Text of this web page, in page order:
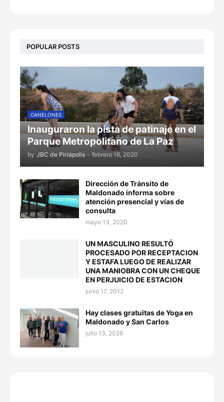
POPULAR POSTS
CANELONES
Inauguraron la pista de patinaje en el
Parque Metropolitano de La Paz
by JBC de Piriápolis - febrero 16, 2020
Dirección de Tránsito de
Maldonado informa sobre
atención presencial y vías de
consulta
mayo 13, 2020
UN MASCULINO RESULTÓ
PROCESADO POR RECEPTACION
Y ESTAFA LUEGO DE REALIZAR
UNA MANIOBRA CON UN CHEQUE
EN PERJUICIO DE ESTACION
junio 17, 2012
Hay clases gratuitas de Yoga en
Maldonado y San Carlos
julio 13, 2026